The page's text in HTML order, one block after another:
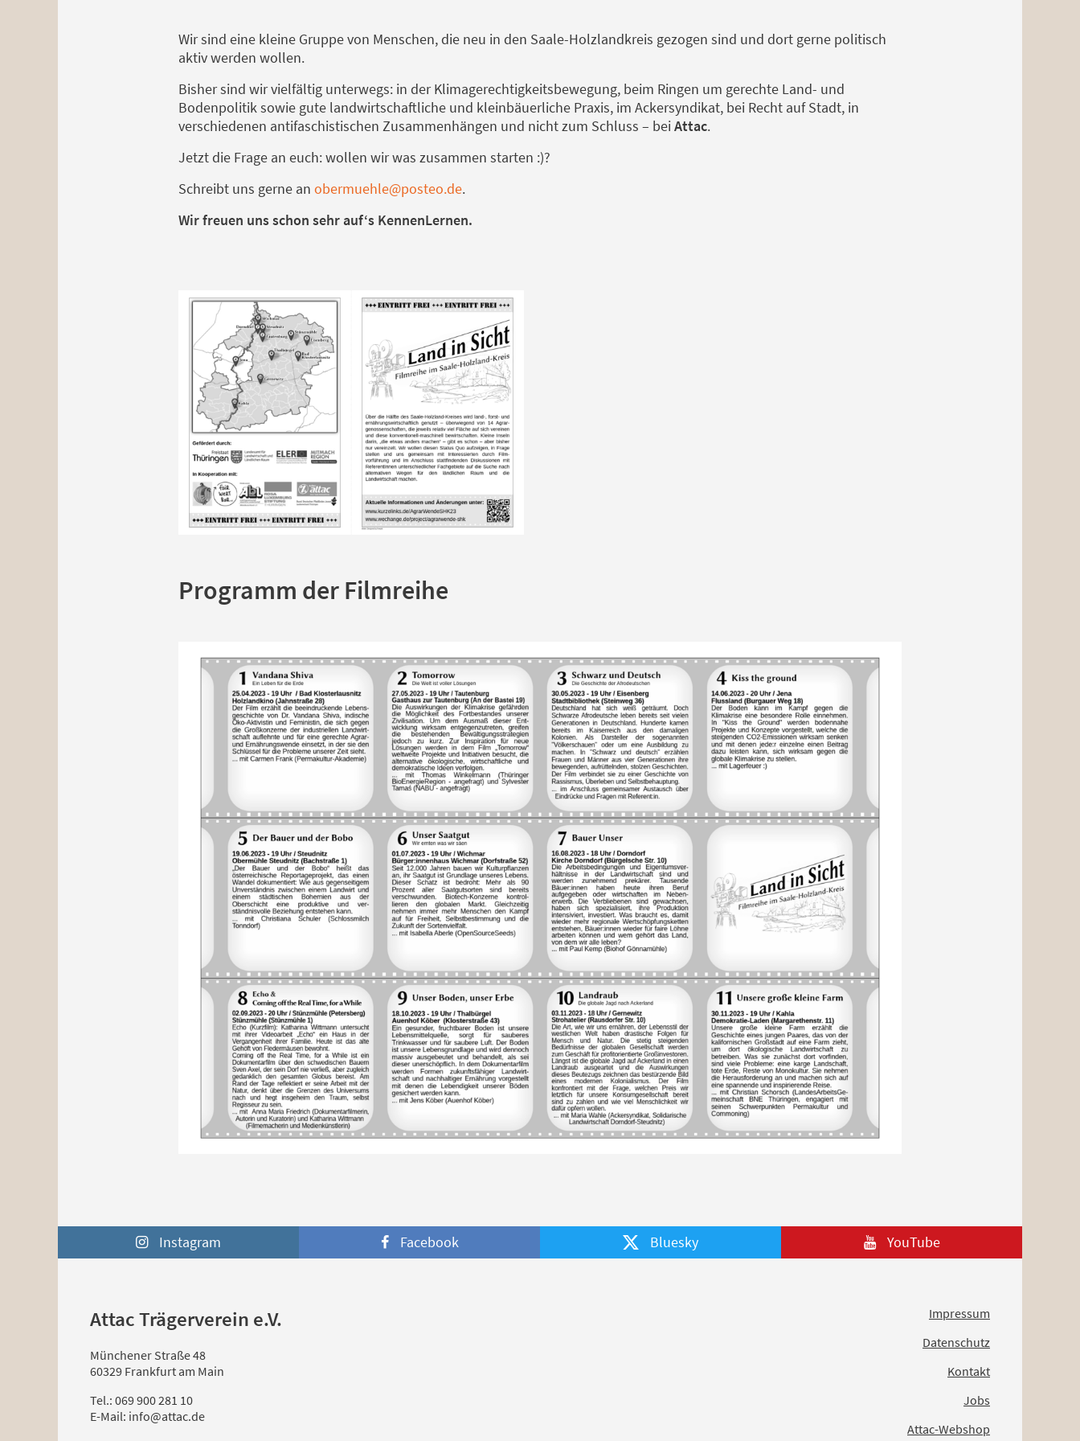
Wir sind eine kleine Gruppe von Menschen, die neu in den Saale-Holzlandkreis gezogen sind und dort gerne politisch
aktiv werden wollen.
Bisher sind wir vielfältig unterwegs: in der Klimagerechtigkeitsbewegung, beim Ringen um gerechte Land- und
Bodenpolitik sowie gute landwirtschaftliche und kleinbäuerliche Praxis, im Ackersyndikat, bei Recht auf Stadt, in
verschiedenen antifaschistischen Zusammenhängen und nicht zum Schluss – bei Attac.
Jetzt die Frage an euch: wollen wir was zusammen starten :)?
Schreibt uns gerne an obermuehle@posteo.de.
Wir freuen uns schon sehr auf‘s KennenLernen.
Programm der Filmreihe
Instagram Facebook Bluesky YouTube
Attac Trägerverein e.V.
Münchener Straße 48
60329 Frankfurt am Main
Tel.: 069 900 281 10
E-Mail: info@attac.de
Impressum
Datenschutz
Kontakt
Jobs
Attac-Webshop